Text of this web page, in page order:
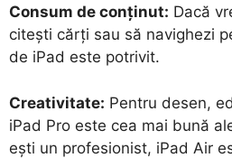
Consum de conținut: Dacă
citești cărți sau să navighezi
de iPad este potrivit.
Creativitate: Pentru desen,
iPad Pro este cea mai bună
ești un profesionist, iPad Air